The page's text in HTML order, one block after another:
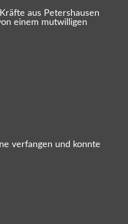
aus Petershausen
einem mutwilligen
verfangen und konnte